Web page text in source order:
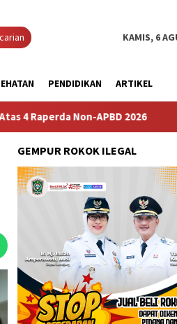
KAMIS, 6
PENDIDIKAN ARTIKEL
2026 Pemdes Bulusari
GEMPUR ROKOK ILEGAL